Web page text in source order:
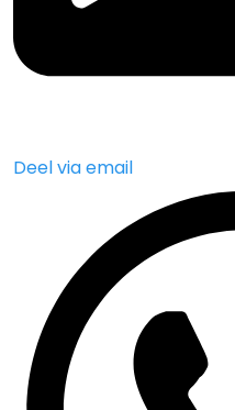
Deel via email